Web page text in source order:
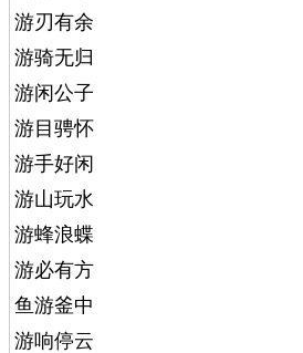
游刃有余
游骑无归
游闲公子
游目骋怀
游手好闲
游山玩水
游蜂浪蝶
游必有方
鱼游釜中
游响停云